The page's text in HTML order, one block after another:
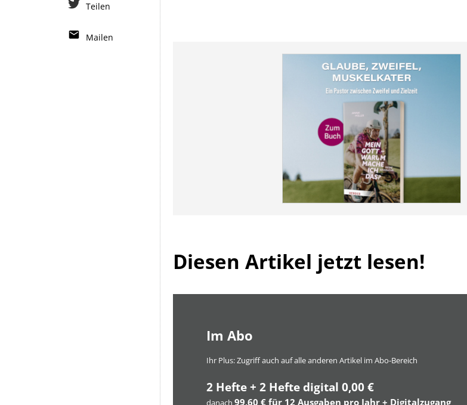
Diesen Artikel jetzt lesen!
Im Abo
Ihr Plus: Zugriff auch auf alle anderen Artikel im Abo-Bereich
2 Hefte + 2 Hefte digital 0,00 €
99,60 € für 12 Ausgaben pro Jahr + Digitalzugang
Teilen
Mailen